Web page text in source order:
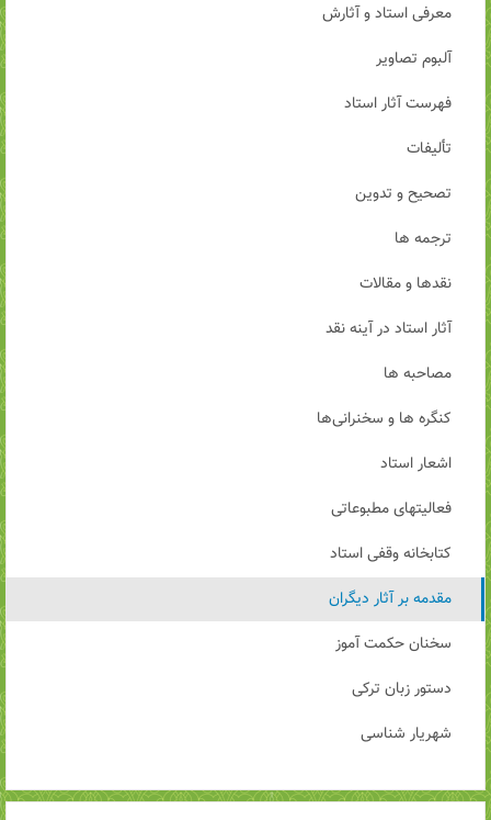
معرفی استاد و آثارش
آلبوم تصاویر
فهرست آثار استاد
تألیفات
تصحیح و تدوین
ترجمه ها
نقدها و مقالات
آثار استاد در آینه نقد
مصاحبه ها
کنگره ها و سخنرانی‌ها
اشعار استاد
فعالیتهای مطبوعاتی
کتابخانه وقفی استاد
مقدمه بر آثار دیگران
سخنان حکمت آموز
دستور زبان ترکی
شهریار شناسی